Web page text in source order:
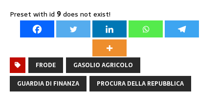
Preset with id 9 does not exist!
FRODE
GASOLIO AGRICOLO
GUARDIA DI FINANZA
PROCURA DELLA REPUBBLICA